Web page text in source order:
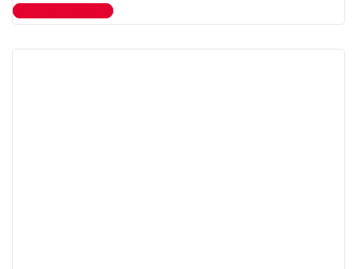
Ler artigo completo